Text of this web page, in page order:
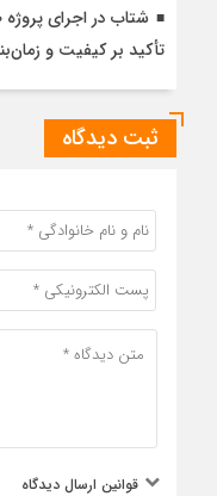
تأکید بر کیفیت و
ثبت دیدگاه
قوانین ارسال دیدگاه